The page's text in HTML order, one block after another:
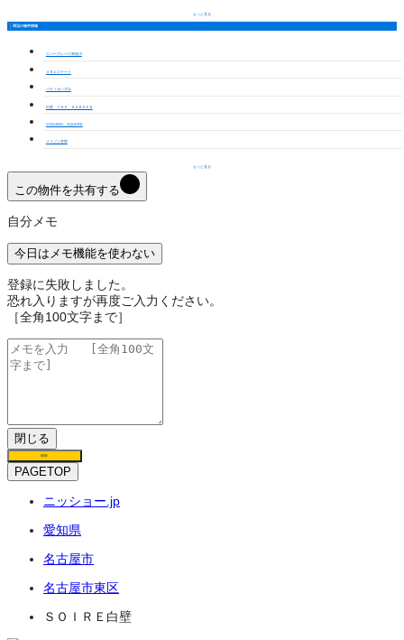
もっと見る
周辺の物件情報
エバーグレース東徳川
ＡＲエステート
パティオいずみ
白壁 ＴＨＥ ＧＡＲＤＥＮ
YOSHINO SQUARE
メイゾン芳野
もっと見る
この物件を共有する
自分メモ
今日はメモ機能を使わない
登録に失敗しました。
恐れ入りますが再度ご入力ください。
［全角100文字まで］
閉じる
保存
PAGETOP
ニッショー.jp
愛知県
名古屋市
名古屋市東区
ＳＯＩＲＥ白壁